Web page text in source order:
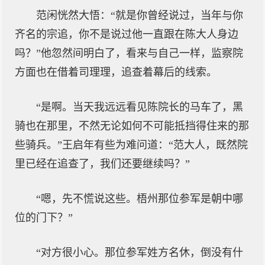
范闲恍然大悟：“就是你曾经说过，当年与你
齐名的宗追，你不是说过他一直跟在陈大人身边
吗？”他忽然间明白了，看来与自己一样，监察院
方面也在借着司理理，追查着幕后的线索。
“是啊。当天我远远看见陈院长的马车了，黑
骑也在那里，不然无论如何不可能抵挡得住来的那
些骑兵。”王启年有些为难问道：“范大人，既然院
里已经在追查了，我们还要继续吗？”
“嗯，先不慌说这些。梧州那位参军是朝中哪
位的门下？”
“对方很小心。那位参军姓方名休，倒没有什